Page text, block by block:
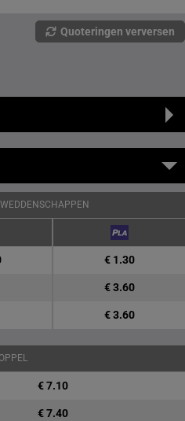
Quoteringen verversen
€ 1.30
€ 3.60
€ 3.60
€ 7.10
€ 7.40